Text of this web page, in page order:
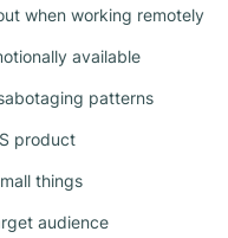
when working remotely
available
patterns
product
things
audience